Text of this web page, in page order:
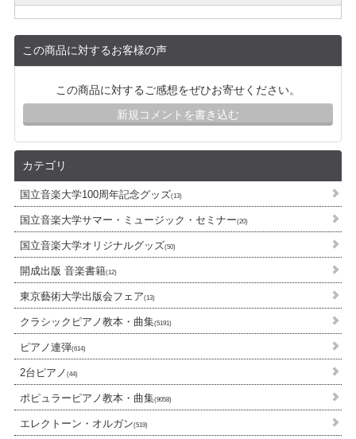
カテゴリ
国立音楽大学100周年記念グッズ(13)
国立音楽大学サマー・ミュージック・セミナー(20)
国立音楽大学オリジナルグッズ(50)
開成出版 音楽書籍(12)
東京藝術大学出版会フェア(13)
クラシックピアノ教本・曲集(5191)
ピアノ連弾(614)
2台ピアノ (44)
ポピュラーピアノ教本・曲集(9058)
エレクトーン・オルガン(519)
この商品に対するお客様の声
この商品に対するご感想をぜひお寄せください。
新規コメントを書き込む